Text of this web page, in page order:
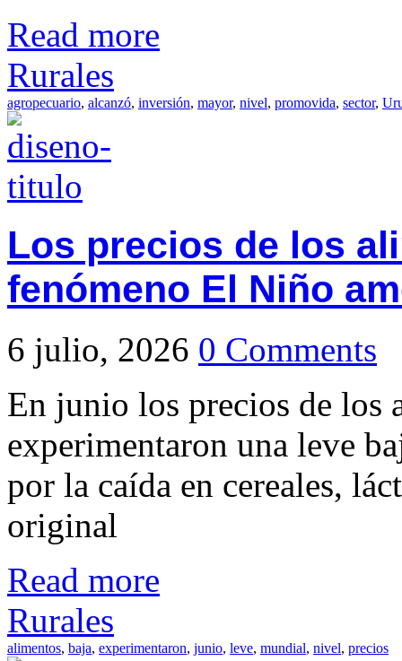
Read more
Rurales
agropecuario, alcanzó, inversión, mayor, nivel, promovida, sector,
Los precios de los
fenómeno El Niño
6 julio, 2026 0 Comments
En junio los precios de los
experimentaron una leve
por la caída en cereales,
original
Read more
Rurales
alimentos, baja, experimentaron, junio, leve, mundial, nivel, precios